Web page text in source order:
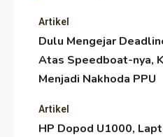
Artikel
Dulu Mengejar
Atas Speedboat-nya,
Menjadi Nakhoda PPU
Artikel
HP Dopod U1000,